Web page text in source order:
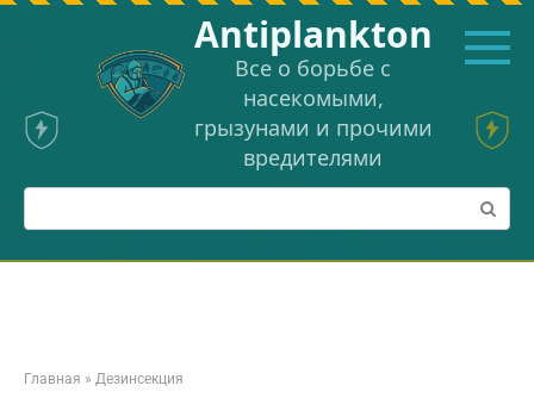
Перейти
Аntiplankton
Все о борьбе с
насекомыми,
грызунами и прочими
вредителями
Поиск:
Главная » Дезинсекция